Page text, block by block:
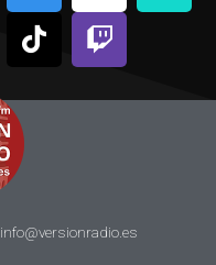
info@versionradio.es